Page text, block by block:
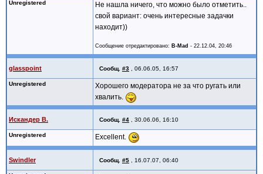
Unregistered
Не нашла ничего, что можно было отметить..
свой вариант: очень интересные задачки
находит))
Сообщение отредактировано: B-Mad - 22.12.04, 20:46
glasspoint Сообщ. #3 06.06.05, 16:57
Unregistered
Хорошего модератора не за что ругать или
хвалить.
Искандер В. Сообщ. #4 30.06.06, 16:10
Unregistered Excellent.
Swindler Сообщ. #5 16.07.07, 06:40